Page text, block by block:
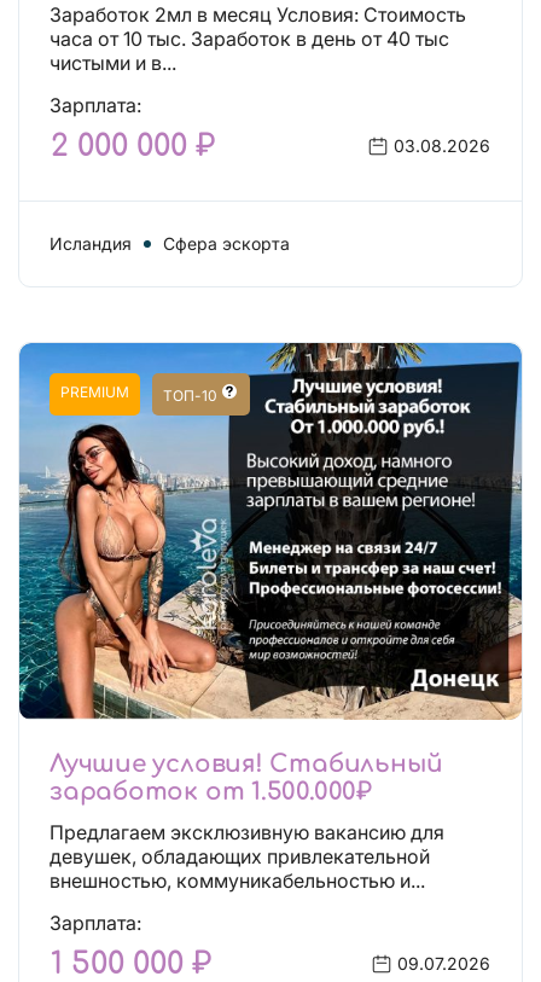
Заработок 2мл в месяц Условия: Стоимость
часа от 10 тыс. Заработок в день от 40 тыс
чистыми и в...
Зарплата:
2 000 000 ₽ 03.08.2026
Исландия Сфера эскорта
PREMIUM ТОП-10
Лучшие условия! Стабильный
заработок от 1.500.000₽
Предлагаем эксклюзивную вакансию для
девушек, обладающих привлекательной
внешностью, коммуникабельностью и...
Зарплата:
1 500 000 ₽ 09.07.2026